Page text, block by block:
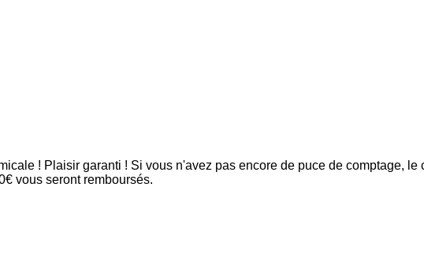
! Plaisir garanti ! Si vous n'avez pas encore de puce de comptage,
vous seront remboursés.